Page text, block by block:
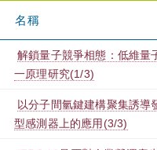
名稱
解鎖量子競爭相態：低維量
一原理研究(1/3)
以分子間氫鍵建構聚集誘導
型感測器上的應用(3/3)